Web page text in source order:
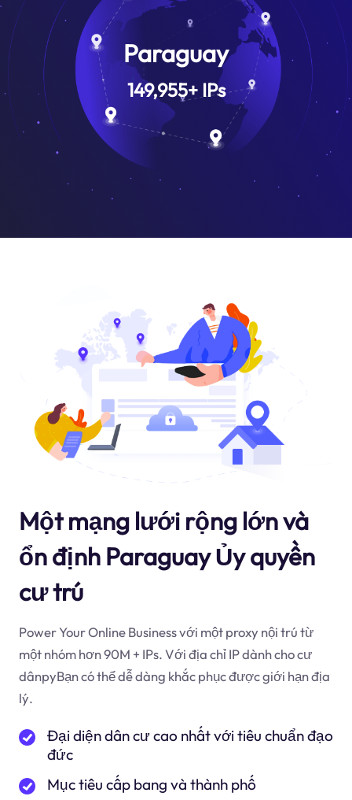
Paraguay
149,955+IPs
Một mạng lưới rộng lớn và
ổn định Paraguay Ủy quyền
cư trú
Power Your Online Business với một proxy nội trú từ
một nhóm hơn 90M + IPs. Với địa chỉ IP dành cho cư
dânpyBạn có thể dễ dàng khắc phục được giới hạn địa
lý.
Đại diện dân cư cao nhất với tiêu chuẩn đạo
đức
Mục tiêu cấp bang và thành phố